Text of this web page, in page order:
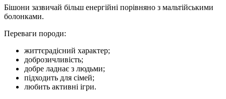
Бішони зазвичай більш енергійні порівняно з мальтійськими
болонками.
Переваги породи:
життєрадісний характер;
доброзичливість;
добре ладнає з людьми;
підходить для сімей;
любить активні ігри.